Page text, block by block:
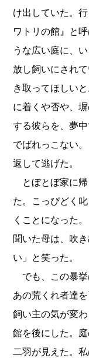
け出していた。
ワトリの館』と
うな広い庭に、
放し飼いにされ
き取ってほしい
に着くや否や、
する彼らを、夢
でばれっこない
返して逃げた。
とぼとぼ家に帰
た。こっぴどく
くことになった
聞いた母は、吹
い」と笑った。
でも、この暴挙
あの荒くれ者達
飼い主の気が変
館を後にした。
二羽が見えた。